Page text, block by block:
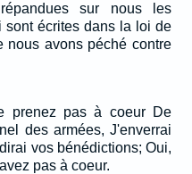
sur nous les
sont écrites dans la loi de
nous avons péché contre
prenez pas à coeur De
des armées, J'enverrai
vos bénédictions; Oui,
pas à coeur.